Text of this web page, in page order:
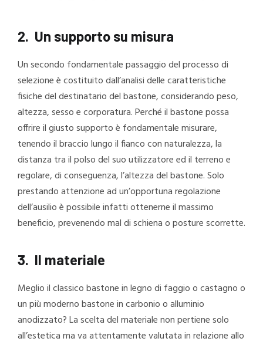
2. Un supporto su misura
Un secondo fondamentale passaggio del processo di
selezione è costituito dall’analisi delle caratteristiche
fisiche del destinatario del bastone, considerando peso,
altezza, sesso e corporatura. Perché il bastone possa
offrire il giusto supporto è fondamentale misurare,
tenendo il braccio lungo il fianco con naturalezza, la
distanza tra il polso del suo utilizzatore ed il terreno e
regolare, di conseguenza, l’altezza del bastone. Solo
prestando attenzione ad un’opportuna regolazione
dell’ausilio è possibile infatti ottenerne il massimo
beneficio, prevenendo mal di schiena o posture scorrette.
3. Il materiale
Meglio il classico bastone in legno di faggio o castagno o
un più moderno bastone in carbonio o alluminio
anodizzato? La scelta del materiale non pertiene solo
all’estetica ma va attentamente valutata in relazione allo